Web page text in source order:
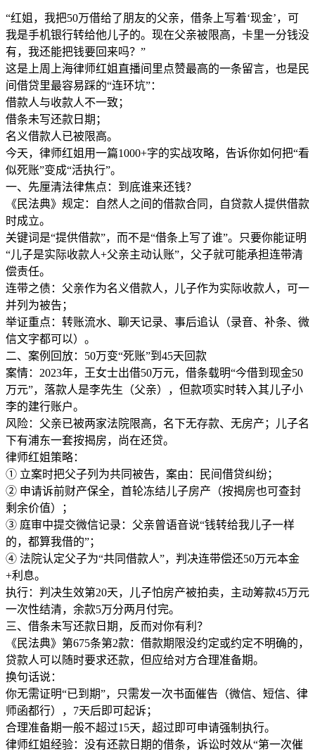
“红姐，我把50万借给了朋友的父亲，借条上写着‘现金’，可
我是手机银行转给他儿子的。现在父亲被限高，卡里一分钱没
有，我还能把钱要回来吗？”
这是上周上海律师红姐直播间里点赞最高的一条留言，也是民
间借贷里最容易踩的“连环坑”：
借款人与收款人不一致；
借条未写还款日期；
名义借款人已被限高。
今天，律师红姐用一篇1000+字的实战攻略，告诉你如何把“看
似死账”变成“活执行”。
一、先厘清法律焦点：到底谁来还钱？
《民法典》规定：自然人之间的借款合同，自贷款人提供借款
时成立。
关键词是“提供借款”，而不是“借条上写了谁”。只要你能证明
“儿子是实际收款人+父亲主动认账”，父子就可能承担连带清
偿责任。
连带之债：父亲作为名义借款人，儿子作为实际收款人，可一
并列为被告；
举证重点：转账流水、聊天记录、事后追认（录音、补条、微
信文字都可以）。
二、案例回放：50万变“死账”到45天回款
案情：2023年，王女士出借50万元，借条载明“今借到现金50
万元”，落款人是李先生（父亲），但款项实时转入其儿子小
李的建行账户。
风险：父亲已被两家法院限高，名下无存款、无房产；儿子名
下有浦东一套按揭房，尚在还贷。
律师红姐策略：
① 立案时把父子列为共同被告，案由：民间借贷纠纷；
② 申请诉前财产保全，首轮冻结儿子房产（按揭房也可查封
剩余价值）；
③ 庭审中提交微信记录：父亲曾语音说“钱转给我儿子一样
的，都算我借的”；
④ 法院认定父子为“共同借款人”，判决连带偿还50万元本金
+利息。
执行：判决生效第20天，儿子怕房产被拍卖，主动筹款45万元
一次性结清，余款5万分两月付完。
三、借条未写还款日期，反而对你有利？
《民法典》第675条第2款：借款期限没约定或约定不明确的，
贷款人可以随时要求还款，但应给对方合理准备期。
换句话说：
你无需证明“已到期”，只需发一次书面催告（微信、短信、律
师函都行），7天后即可起诉；
合理准备期一般不超过15天，超过即可申请强制执行。
律师红姐经验：没有还款日期的借条，诉讼时效从“第一次催